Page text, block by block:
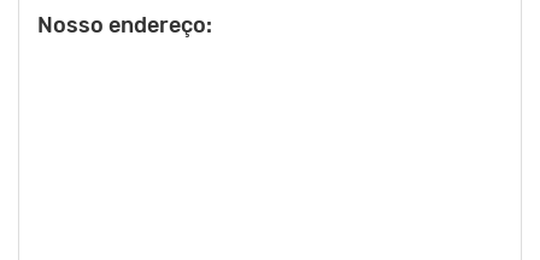
Nosso endereço: